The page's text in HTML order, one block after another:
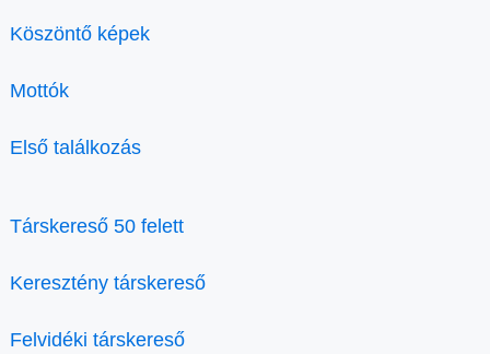
Köszöntő képek
Mottók
Első találkozás
Társkereső 50 felett
Keresztény társkereső
Felvidéki társkereső